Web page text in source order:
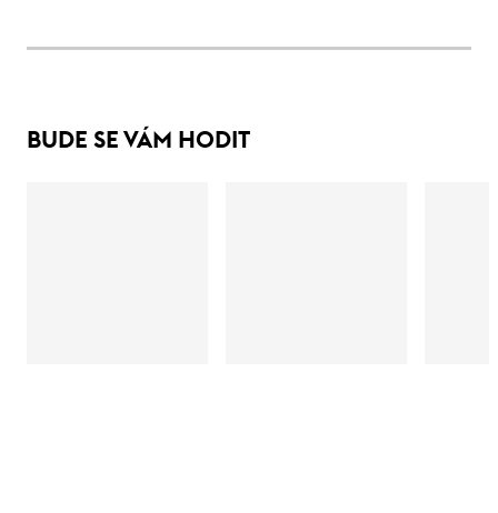
BUDE SE VÁM HODIT